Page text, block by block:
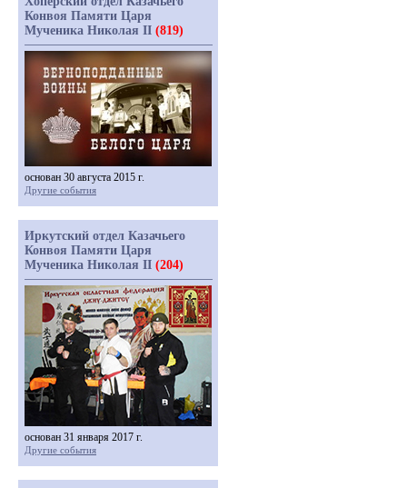
Конвоя Памяти Царя
Мученика Николая II (819)
основан 30 августа 2015 г.
Другие события
Иркутский отдел Казачьего
Конвоя Памяти Царя
Мученика Николая II (204)
основан 31 января 2017 г.
Другие события